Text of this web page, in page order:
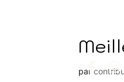
par